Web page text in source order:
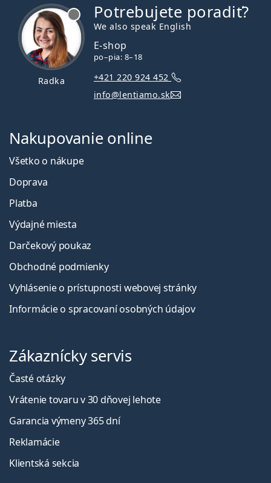
Radka
Potrebujete poradiť?
We also speak English
E-shop
po–pia: 8–18
+421 220 924 452
info@lentiamo.sk
Nakupovanie online
Všetko o nákupe
Doprava
Platba
Výdajné miesta
Darčekový poukaz
Obchodné podmienky
Vyhlásenie o prístupnosti webovej stránky
Informácie o spracovaní osobných údajov
Zákaznícky servis
Časté otázky
Vrátenie tovaru v 30 dňovej lehote
Garancia výmeny 365 dní
Reklamácie
Klientská sekcia